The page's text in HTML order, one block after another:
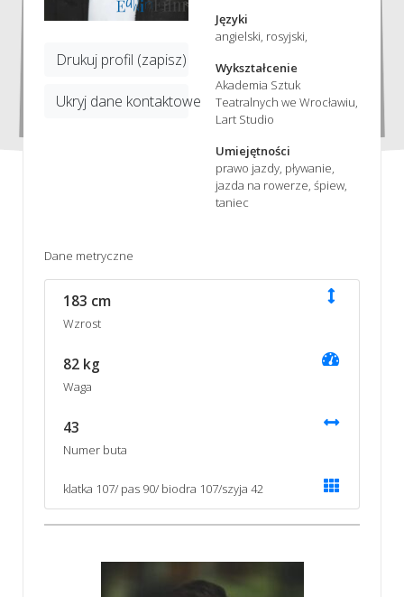
Drukuj profil (zapisz)
Ukryj dane kontaktowe
Języki
angielski, rosyjski,
Wykształcenie
Akademia Sztuk
Teatralnych we Wrocławiu,
Lart Studio
Umiejętności
prawo jazdy, pływanie,
jazda na rowerze, śpiew,
taniec
Dane metryczne
183 cm
Wzrost
82 kg
Waga
43
Numer buta
klatka 107/ pas 90/ biodra 107/szyja 42